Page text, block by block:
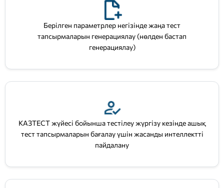
Берілген параметрлер негізінде жаңа тест
тапсырмаларын генерациялау (нөлден бастап
генерациялау)
КАЗТЕСТ жүйесі бойынша тестілеу жүргізу кезінде ашық
тест тапсырмаларын бағалау үшін жасанды интеллектті
пайдалану